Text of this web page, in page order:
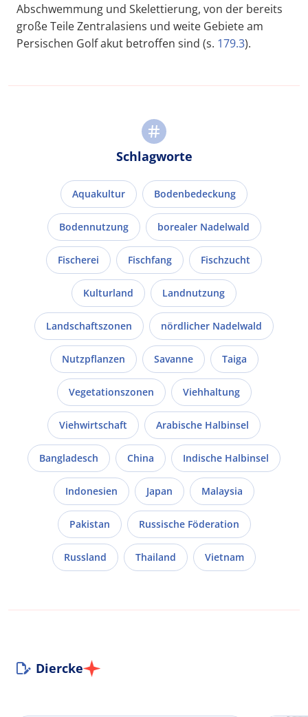
Abschwemmung und Skelettierung, von der bereits
große Teile Zentralasiens und weite Gebiete am
Persischen Golf akut betroffen sind (s. 179.3).
Schlagworte
Aquakultur Bodenbedeckung
Bodennutzung borealer Nadelwald
Fischerei Fischfang Fischzucht
Kulturland Landnutzung
Landschaftszonen nördlicher Nadelwald
Nutzpflanzen Savanne Taiga
Vegetationszonen Viehhaltung
Viehwirtschaft Arabische Halbinsel
Bangladesch China Indische Halbinsel
Indonesien Japan Malaysia
Pakistan Russische Föderation
Russland Thailand Vietnam
Diercke